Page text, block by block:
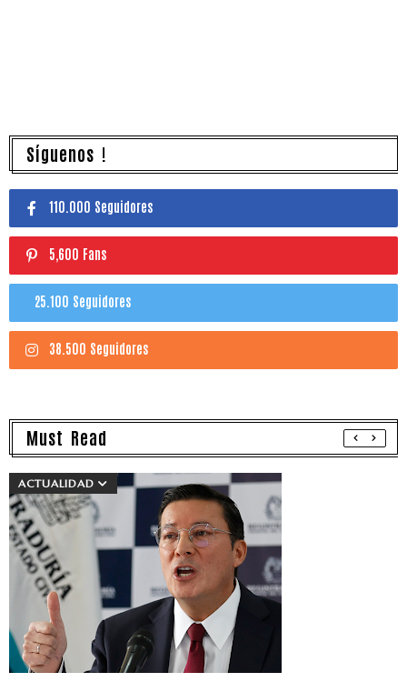
Síguenos !
110.000 Seguidores
5,600 Fans
25.100 Seguidores
38.500 Seguidores
Must Read
ACTUALIDAD